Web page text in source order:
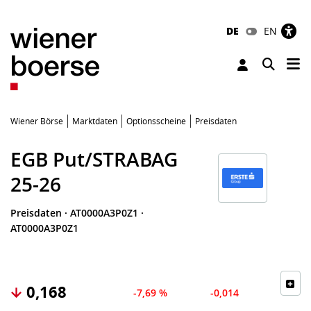
DE EN
Toggle
Wiener Börse Marktdaten Optionsscheine Preisdaten
EGB Put/STRABAG
25-26
Preisdaten · AT0000A3P0Z1 ·
AT0000A3P0Z1
0,168 -7,69 % -0,014